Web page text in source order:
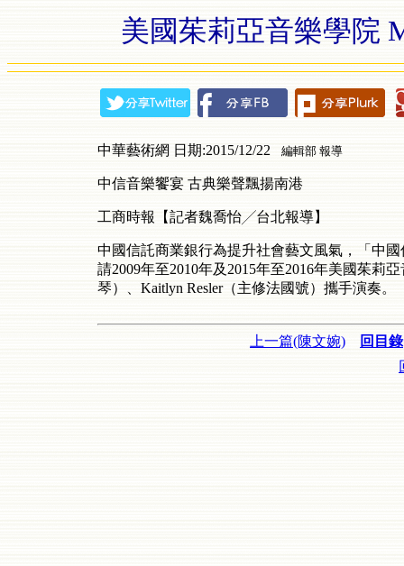
美國茱莉亞音樂學院
中華藝術網 日期:2015/12/22 編輯部 報導
中信音樂饗宴 古典樂聲飄揚南港
工商時報【記者魏喬怡╱台北報導】
中國信託商業銀行為提升社會藝文風氣，「中
請2009年至2010年及2015年至2016年美國茱莉
琴）、Kaitlyn Resler（主修法國號）攜手演奏。
上一篇(陳文婉)
回目錄